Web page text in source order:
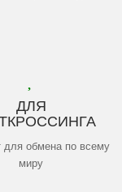
ДЛЯ
для обмена по всему
миру